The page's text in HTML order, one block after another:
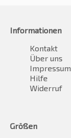
Informationen
Kontakt
Über uns
Impressum
Hilfe
Widerruf
Größen